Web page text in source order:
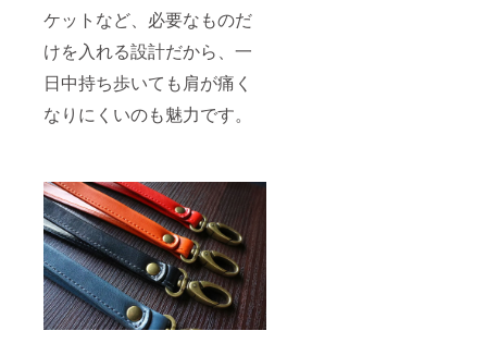
ケットなど、必要なものだ
けを入れる設計だから、一
日中持ち歩いても肩が痛く
なりにくいのも魅力です。